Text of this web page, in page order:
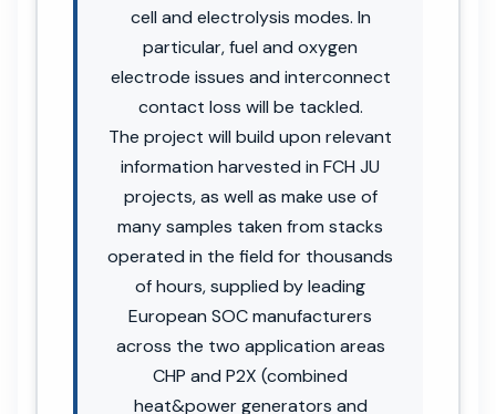
cell and electrolysis modes. In
particular, fuel and oxygen
electrode issues and interconnect
contact loss will be tackled.
The project will build upon relevant
information harvested in FCH JU
projects, as well as make use of
many samples taken from stacks
operated in the field for thousands
of hours, supplied by leading
European SOC manufacturers
across the two application areas
CHP and P2X (combined
heat&power generators and